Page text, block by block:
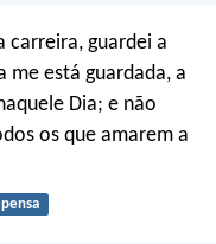
carreira, guardei a
me está guardada, a
Dia; e não
os que amarem a